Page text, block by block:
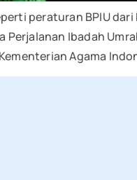
peraturan BPIU
Ibadah
Agama